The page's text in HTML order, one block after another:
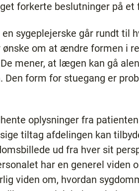
forkerte beslutninger på et
sygeplejerske går rundt til
om at ændre formen i
mener, at lægen kan gå
form for stuegang er
oplysninger fra
tiltag afdelingen kan
ud fra hver sit
har en generel viden
viden om, hvordan